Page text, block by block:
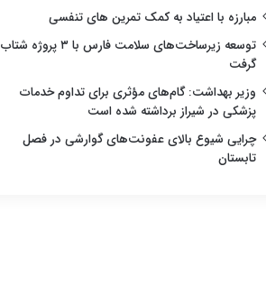
مبارزه با اعتیاد به کمک تمرین های تنفسی
توسعه زیرساخت‌های سلامت فارس با ۳ پروژه شتاب
گرفت
وزیر بهداشت: گام‌های مؤثری برای تداوم خدمات
پزشکی در شیراز برداشته شده است
چرایی شیوع بالای عفونت‌های گوارشی در فصل
تابستان